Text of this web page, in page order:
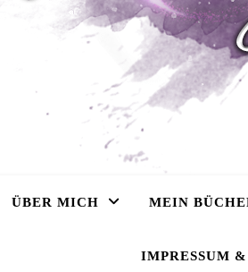
ÜBER MICH MEIN
IMPRESSUM